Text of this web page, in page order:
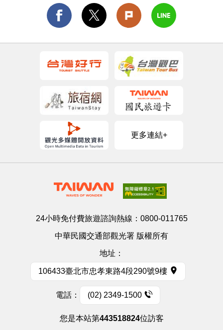
更多連結+
24小時免付費旅遊諮詢熱線： 0800-011765
中華民國交通部觀光署 版權所有
地址：
106433臺北市忠孝東路4段290號9樓
電話： (02) 2349-1500
您是本站第443518824位訪客